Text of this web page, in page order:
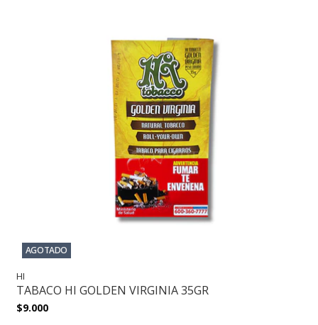
AGOTADO
HI
TABACO HI GOLDEN VIRGINIA 35GR
$9.000